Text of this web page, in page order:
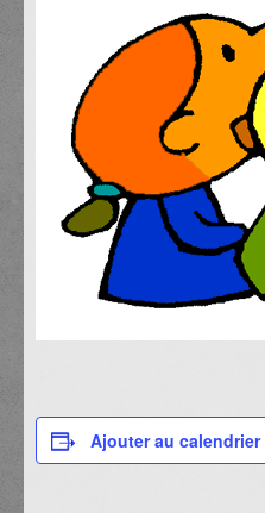
Ajouter au calendrier